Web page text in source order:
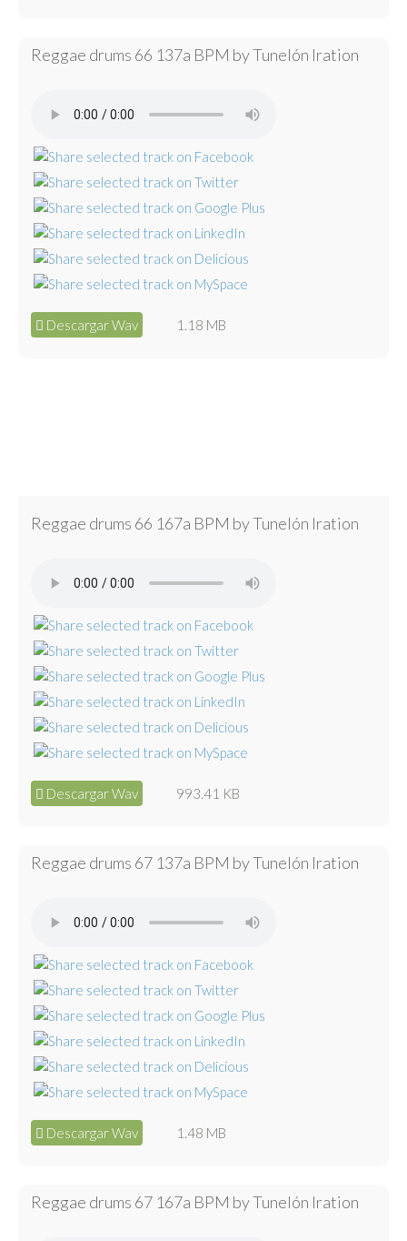
Reggae drums 66 137a BPM by Tunelón Iration
Descargar Wav 1.18 MB
Reggae drums 66 167a BPM by Tunelón Iration
Descargar Wav 993.41 KB
Reggae drums 67 137a BPM by Tunelón Iration
Descargar Wav 1.48 MB
Reggae drums 67 167a BPM by Tunelón Iration